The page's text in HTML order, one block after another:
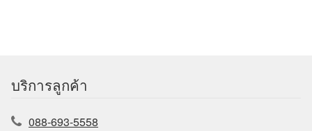
บริการลูกค้า
088-693-5558